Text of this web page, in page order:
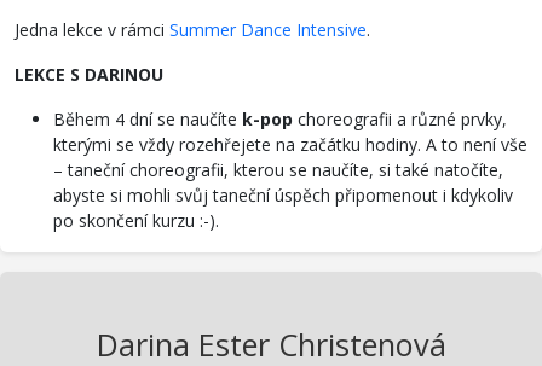
Jedna lekce v rámci Summer Dance Intensive.
LEKCE S DARINOU
Během 4 dní se naučíte k-pop choreografii a různé prvky,
kterými se vždy rozehřejete na začátku hodiny. A to není vše
– taneční choreografii, kterou se naučíte, si také natočíte,
abyste si mohli svůj taneční úspěch připomenout i kdykoliv
po skončení kurzu :-).
Darina Ester Christenová